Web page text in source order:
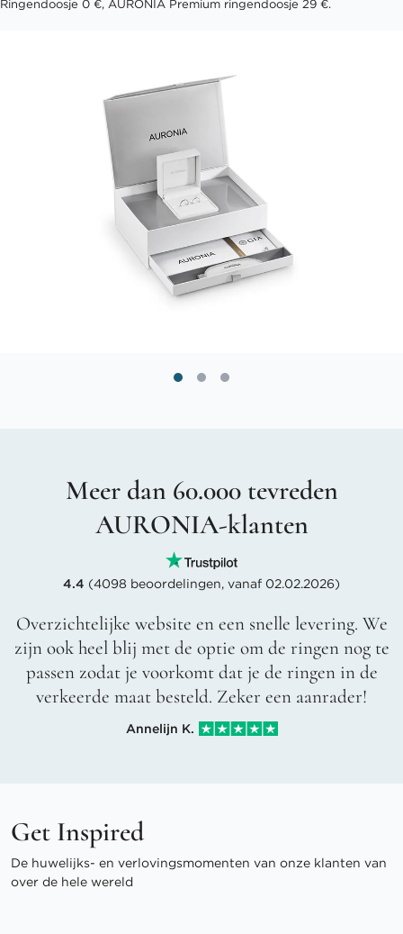
Ringendoosje 0 €, AURONIA Premium ringendoosje 29 €.
Meer dan 60.000 tevreden
AURONIA-klanten
4.4 (4098 beoordelingen, vanaf 02.02.2026)
Overzichtelijke website en een snelle levering. We
zijn ook heel blij met de optie om de ringen nog te
passen zodat je voorkomt dat je de ringen in de
verkeerde maat besteld. Zeker een aanrader!
Annelijn K.
Get Inspired
De huwelijks- en verlovingsmomenten van onze klanten van
over de hele wereld